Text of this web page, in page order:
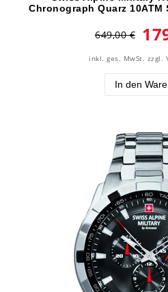
Chronograph Quarz 10ATM
649,00 €
inkl. ges. MwSt. zzgl.
In den